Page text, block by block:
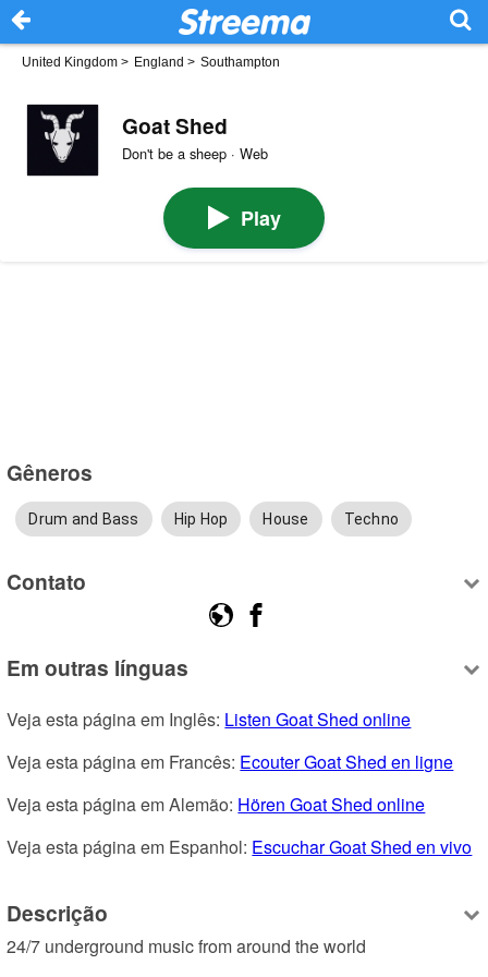
United Kingdom > England > Southampton
Goat Shed
Don't be a sheep · Web
Play
Gêneros
Drum and Bass Hip Hop House Techno
Contato
Em outras línguas
Veja esta página em Inglês: Listen Goat Shed online
Veja esta página em Francês: Ecouter Goat Shed en ligne
Veja esta página em Alemão: Hören Goat Shed online
Veja esta página em Espanhol: Escuchar Goat Shed en vivo
Descrição
24/7 underground music from around the world